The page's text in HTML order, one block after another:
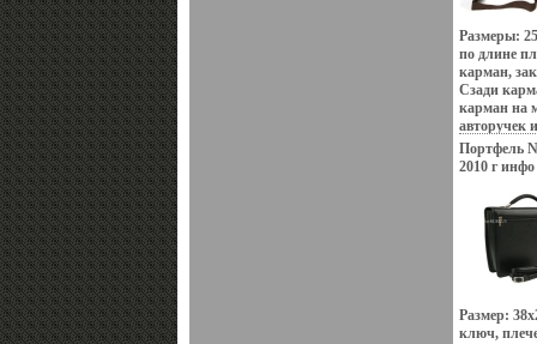
Размеры:
по длине
карман,
Сзади
карман на
авторучек
Портфель
2010 г инфо
Размер:
ключ,